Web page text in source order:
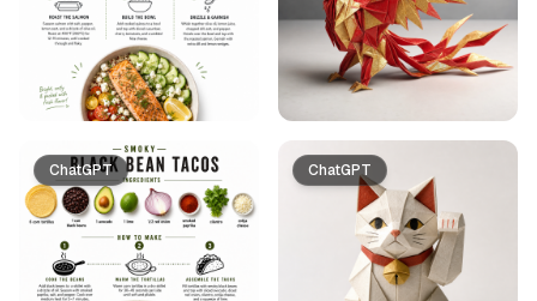
ChatGPT ChatGPT